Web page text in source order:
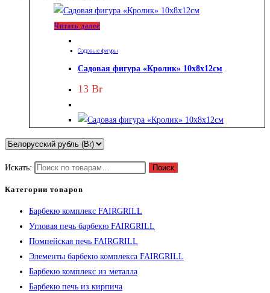
Читать далее
Садовые фигуры
Садовая фигура «Кролик» 10х8х12см
13 Br
Искать: Поиск
Категории товаров
Барбекю комплекс FAIRGRILL
Угловая печь барбекю FAIRGRILL
Помпейская печь FAIRGRILL
Элементы барбекю комплекса FAIRGRILL
Барбекю комплекс из металла
Барбекю печь из кирпича